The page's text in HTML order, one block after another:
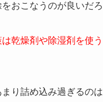
おこなうのが良いだろ
は乾燥剤や除湿剤を使
まり詰め込み過ぎるの